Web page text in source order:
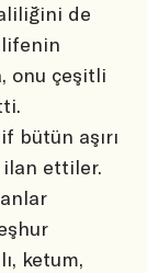
de
onu çeşitli
bütün aşırı
ilan ettiler.
ketum,